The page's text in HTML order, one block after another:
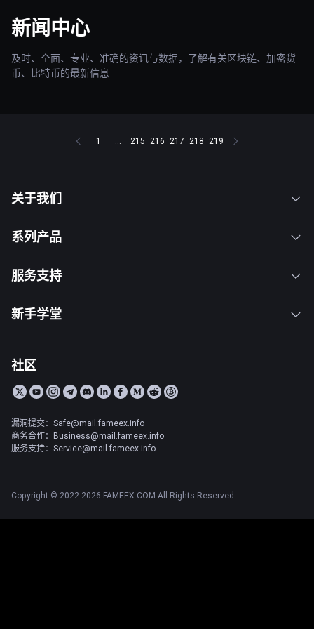
新闻中心
及时、全面、专业、准确的资讯与数据，了解有关区块链、加密货
币、比特币的最新信息
1 ... 215 216 217 218 219
关于我们
系列产品
服务支持
新手学堂
社区
漏洞提交：Safe@mail.fameex.info
商务合作：Business@mail.fameex.info
服务支持：Service@mail.fameex.info
Copyright © 2022-2026 FAMEEX.COM All Rights Reserved